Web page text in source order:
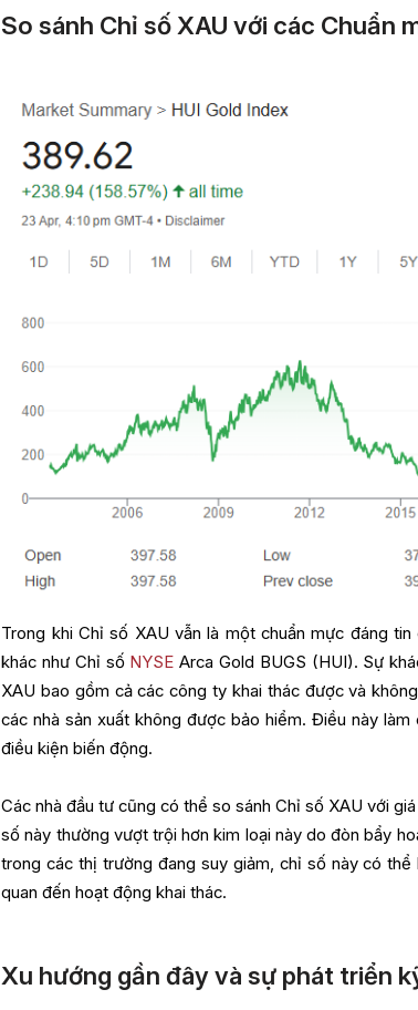
So sánh Chỉ số XAU với các Chuẩn
Trong khi Chỉ số XAU vẫn là một chuẩn mực đáng
khác như Chỉ số NYSE Arca Gold BUGS (HUI). Sự
XAU bao gồm cả các công ty khai thác được và
các nhà sản xuất không được bảo hiểm. Điều này
điều kiện biến động.
Các nhà đầu tư cũng có thể so sánh Chỉ số XAU với
số này thường vượt trội hơn kim loại này do đòn bẩy
trong các thị trường đang suy giảm, chỉ số này có
quan đến hoạt động khai thác.
Xu hướng gần đây và sự phát triển